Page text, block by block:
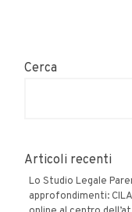
Cerca
Articoli recenti
Lo Studio Legale
approfondimenti: